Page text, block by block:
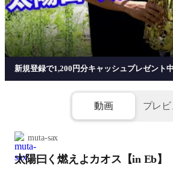
新規登録で1,200円分キャッシュプレゼント中
動画 プレ
muta-sax
太陽曰く燃えよカオス【in Eb】